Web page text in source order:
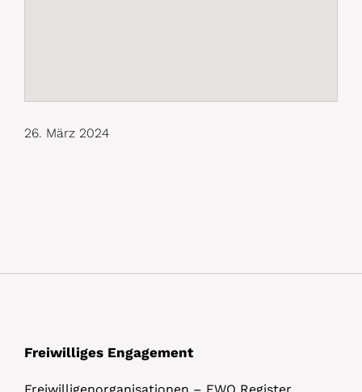
26. März 2024
Freiwilliges Engagement